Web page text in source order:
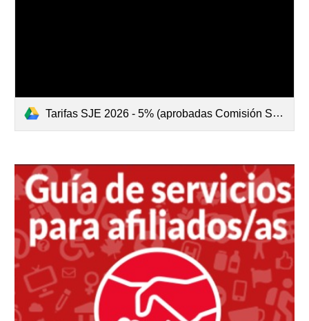
Tarifas SJE 2026 - 5% (aprobadas Comisión SJ 30 10 25).pdf